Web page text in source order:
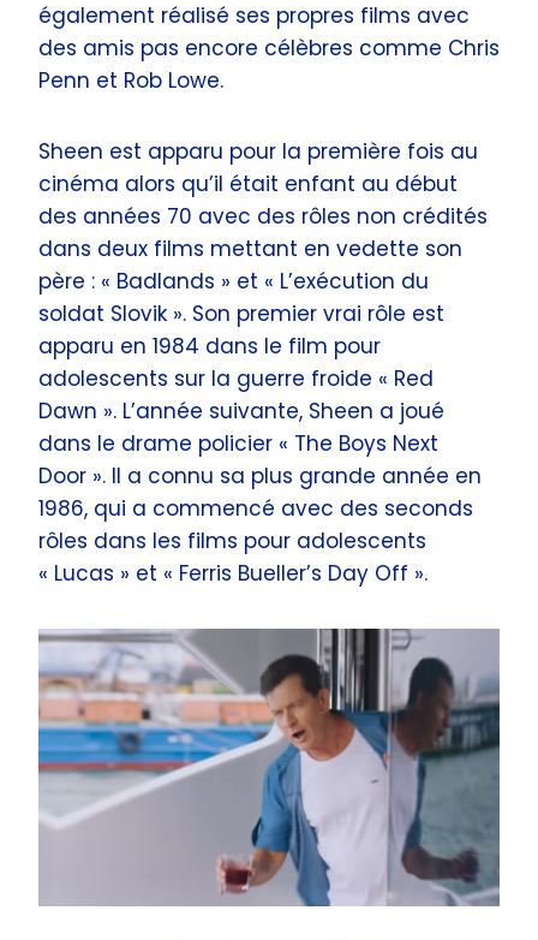
également réalisé ses propres films avec
des amis pas encore célèbres comme Chris
Penn et Rob Lowe.
Sheen est apparu pour la première fois au
cinéma alors qu’il était enfant au début
des années 70 avec des rôles non crédités
dans deux films mettant en vedette son
père : « Badlands » et « L’exécution du
soldat Slovik ». Son premier vrai rôle est
apparu en 1984 dans le film pour
adolescents sur la guerre froide « Red
Dawn ». L’année suivante, Sheen a joué
dans le drame policier « The Boys Next
Door ». Il a connu sa plus grande année en
1986, qui a commencé avec des seconds
rôles dans les films pour adolescents
« Lucas » et « Ferris Bueller’s Day Off ».